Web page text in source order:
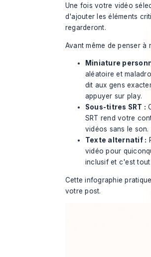
Une fois votre vidéo
d'ajouter les éléments
regarderont.
Avant même de penser
Miniature
aléatoire et
dit aux gens
appuyer sur play.
Sous-titres SRT :
SRT rend votre
vidéos sans le son.
Texte alternatif :
vidéo pour
inclusif et c'est tout
Cette infographie
votre post.